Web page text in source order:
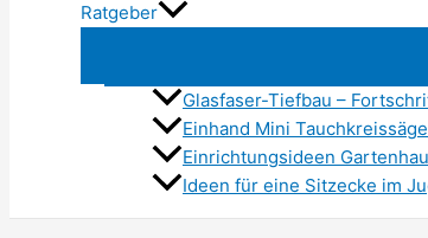
Ratgeber
Glasfaser-Tiefbau –
Einhand Mini
Einrichtungsideen
Ideen für eine Sitzecke im